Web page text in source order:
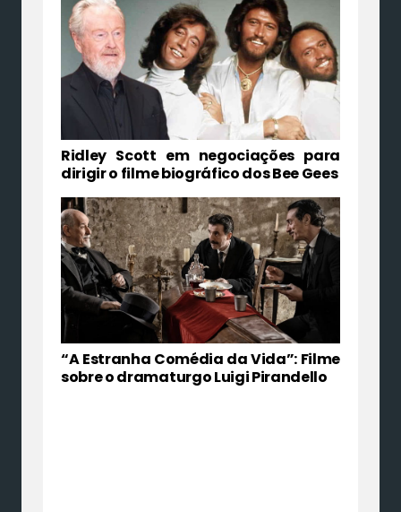
Ridley Scott em negociações para
dirigir o filme biográfico dos Bee Gees
“A Estranha Comédia da Vida”: Filme
sobre o dramaturgo Luigi Pirandello